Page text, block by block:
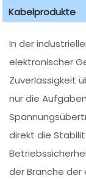
Kabelprodukte
In der
elektronischer
Zuverlässigkeit
nur die
direkt die
der Branche der